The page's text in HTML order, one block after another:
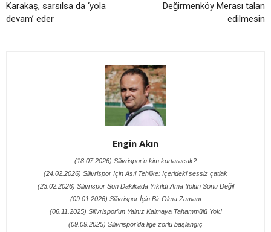
Karakaş, sarsılsa da ‘yola
devam’ eder
Değirmenköy Merası talan
edilmesin
Engin Akın
(18.07.2026) Silivrispor'u kim kurtaracak?
(24.02.2026) Silivrispor İçin Asıl Tehlike: İçerideki sessiz çatlak
(23.02.2026) Silivrispor Son Dakikada Yıkıldı Ama Yolun Sonu Değil
(09.01.2026) Silivrispor İçin Bir Olma Zamanı
(06.11.2025) Silivrispor’un Yalnız Kalmaya Tahammülü Yok!
(09.09.2025) Silivrispor’da lige zorlu başlangıç